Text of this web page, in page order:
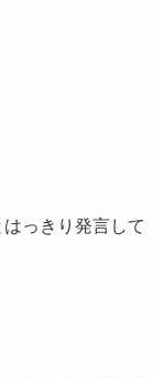
っきり発言して